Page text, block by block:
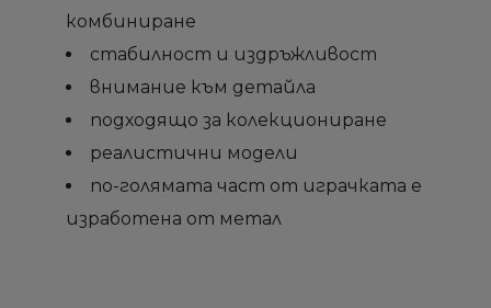
Създай нов списък
Отмени Създай списък
Отмени Sign in
Създай нов списък
Отмени Създай списък
Отмени Sign in
комбиниране
стабилност и издръжливост
внимание към детайла
подходящо за колекциониране
реалистични модели
по-голямата част от играчката е
изработена от метал